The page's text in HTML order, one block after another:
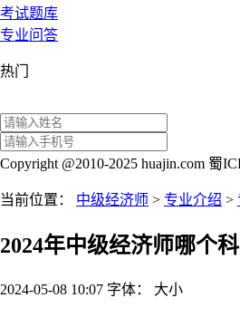
考试题库
专业问答
热门
Copyright @2010-2025 huajin.com 蜀
当前位置： 中级经济师 > 专业介绍 >
2024年中级经济师哪个
2024-05-08 10:07 字体： 大小